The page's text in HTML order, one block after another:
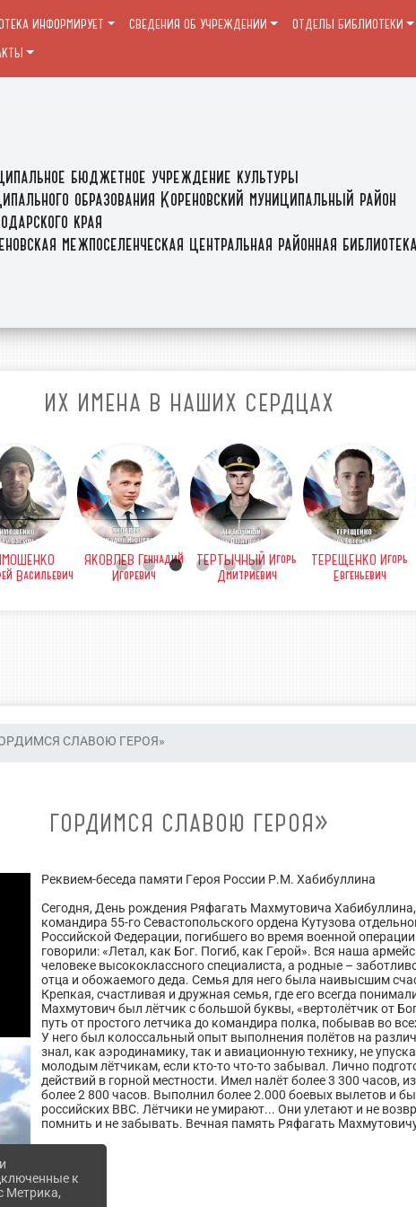
бюджетное учреждение культуры
образования Кореновский муниципальный район
края
межпоселенческая центральная районная
ИНФОРМИРУЕТ СВЕДЕНИЯ ОБ УЧРЕЖДЕНИИ ОТДЕЛЫ БИБЛИОТЕКИ
ИХ ИМЕНА В НАШИХ СЕРДЦАХ
Васильевич
ЯКОВЛЕВ Геннадий
Игоревич
ТЕРТЫЧНЫЙ Игорь
Дмитриевич
ТЕРЕЩЕНКО Игорь
Евгеньевич
СЛАВОЮ ГЕРОЯ»
ГОРДИМСЯ СЛАВОЮ ГЕРОЯ»
Реквием-беседа памяти Героя России Р.М. Хабибуллина
Сегодня, День рождения Ряфагать Махмутовича Хабибуллина,
командира 55-го Севастопольского ордена Кутузова
Российской Федерации, погибшего во время военной
говорили: «Летал, как Бог. Погиб, как Герой». Вся наша
человеке высококлассного специалиста, а родные –
отца и обожаемого деда. Семья для него была наивысшим
Крепкая, счастливая и дружная семья, где его всегда
Махмутович был лётчик с большой буквы, «вертолётчик от
путь от простого летчика до командира полка, побывав во
У него был колоссальный опыт выполнения полётов на
знал, как аэродинамику, так и авиационную технику, не
молодым лётчикам, если кто-то что-то забывал. Лично
действий в горной местности. Имел налёт более 3 300 часов,
более 2 800 часов. Выполнил более 2.000 боевых вылетов и
российских ВВС. Лётчики не умирают... Они улетают и не
помнить и не забывать. Вечная память Ряфагать
к
Метрика,